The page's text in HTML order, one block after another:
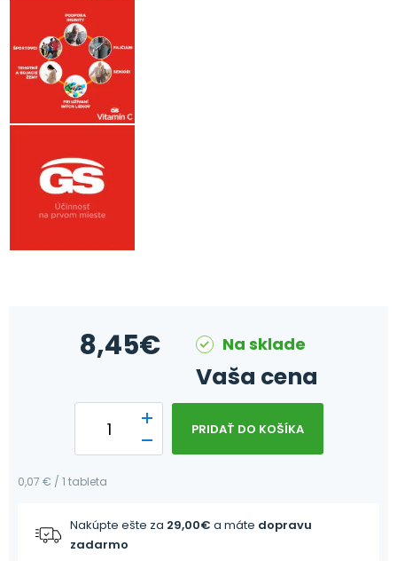
8,45€ Na sklade
Vaša cena
PRIDAŤ DO KOŠÍKA
0,07 € / 1 tableta
Nakúpte ešte za 29,00€ a máte dopravu
zadarmo